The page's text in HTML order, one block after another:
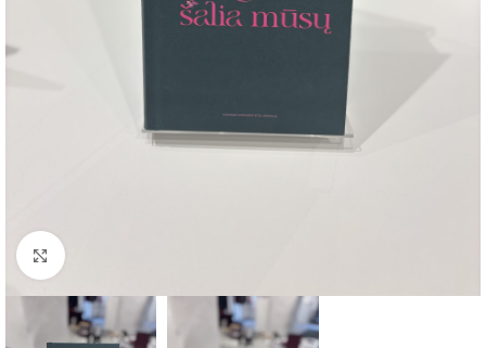
Click to enlarge